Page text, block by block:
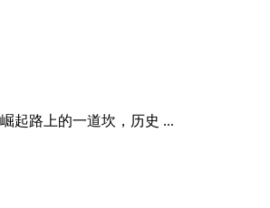
起路上的一道坎，历史 ...